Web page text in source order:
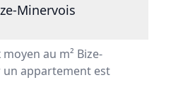
Minervois
au m² Bize-
un appartement est